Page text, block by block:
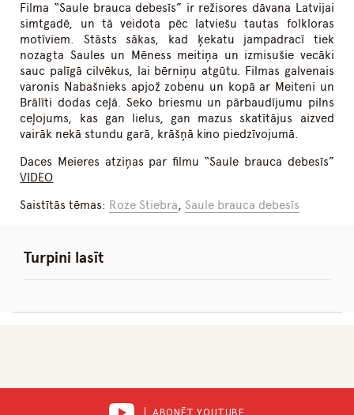
Filma “Saule brauca debesīs” ir režisores dāvana Latvijai
simtgadē, un tā veidota pēc latviešu tautas folkloras
motīviem. Stāsts sākas, kad ķekatu jampadracī tiek
nozagta Saules un Mēness meitiņa un izmisušie vecāki
sauc palīgā cilvēkus, lai bērniņu atgūtu. Filmas galvenais
varonis Nabašnieks apjož zobenu un kopā ar Meiteni un
Brālīti dodas ceļā. Seko briesmu un pārbaudījumu pilns
ceļojums, kas gan lielus, gan mazus skatītājus aizved
vairāk nekā stundu garā, krāšņā kino piedzīvojumā.
Daces Meieres atziņas par filmu “Saule brauca debesīs”
VIDEO
Saistītās tēmas: Roze Stiebra,Saule brauca debesīs
Turpini lasīt
ABONĒT YOUTUBE